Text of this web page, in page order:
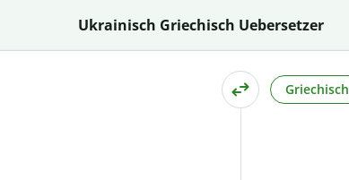
Ukrainisch Griechisch Uebersetzer
Griechisch